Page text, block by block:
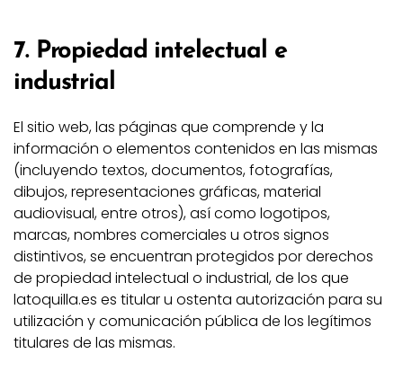
7. Propiedad intelectual e
industrial
El sitio web, las páginas que comprende y la
información o elementos contenidos en las mismas
(incluyendo textos, documentos, fotografías,
dibujos, representaciones gráficas, material
audiovisual, entre otros), así como logotipos,
marcas, nombres comerciales u otros signos
distintivos, se encuentran protegidos por derechos
de propiedad intelectual o industrial, de los que
latoquilla.es es titular u ostenta autorización para su
utilización y comunicación pública de los legítimos
titulares de las mismas.